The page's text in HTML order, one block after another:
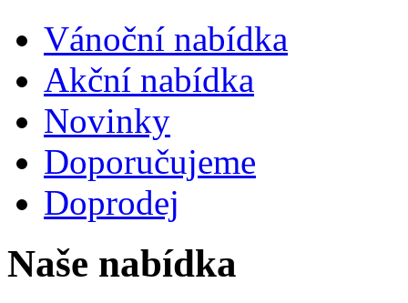
Vánoční nabídka
Akční nabídka
Novinky
Doporučujeme
Doprodej
Naše nabídka